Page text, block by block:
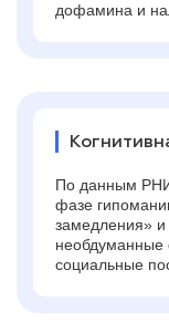
дофамина и
По данным
фазе
замедления» и
необдуманные
социальные